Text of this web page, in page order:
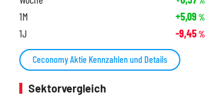
1M +5,09%
1J -9,45%
Ceconomy Aktie Kennzahlen und Details
Sektorvergleich